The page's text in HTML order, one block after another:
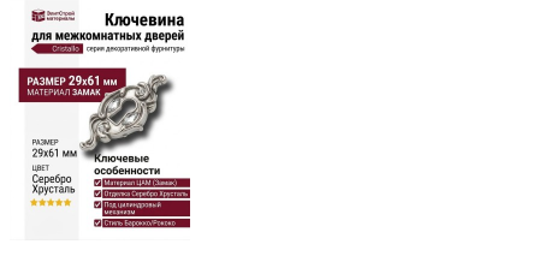
избранное сравнить